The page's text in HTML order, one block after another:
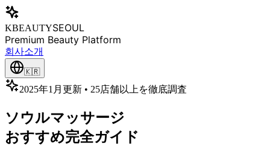
KBEAUTYSEOUL
Premium Beauty Platform
회사소개
🇰🇷
2025年1月更新 • 25店舗以上を徹底調査
ソウルマッサージ
おすすめ完全ガイド